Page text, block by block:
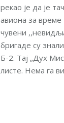
рекао је да је
авиона за време
чувени
бригаде су
Б-2. Тај „Дух
листе. Нема га